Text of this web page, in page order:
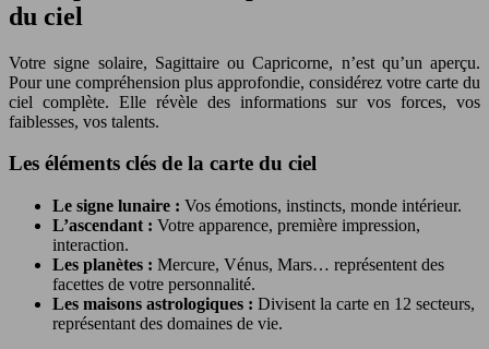
du ciel
Votre signe solaire, Sagittaire ou Capricorne, n’est qu’un aperçu.
Pour une compréhension plus approfondie, considérez votre carte du
ciel complète. Elle révèle des informations sur vos forces, vos
faiblesses, vos talents.
Les éléments clés de la carte du ciel
Le signe lunaire : Vos émotions, instincts, monde intérieur.
L’ascendant : Votre apparence, première impression,
interaction.
Les planètes : Mercure, Vénus, Mars… représentent des
facettes de votre personnalité.
Les maisons astrologiques : Divisent la carte en 12 secteurs,
représentant des domaines de vie.